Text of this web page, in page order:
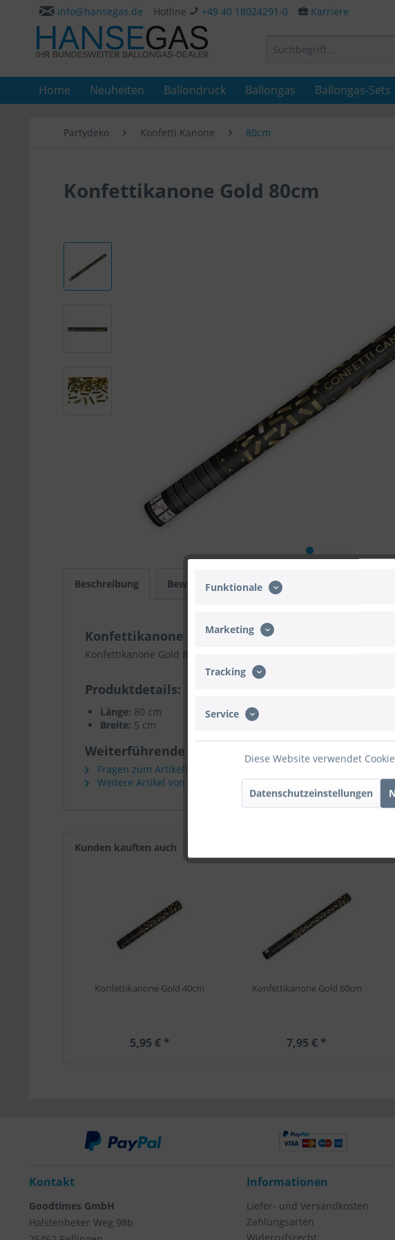
info@hansegas.de Hotline +49 40 18024291-0 Karriere
Home Neuheiten Ballondruck Ballongas Ballongas-Sets
Partydeko Konfetti Kanone 80cm
Konfettikanone Gold 80cm
Beschreibung Bewertungen 0
Konfettikanone Gold 80cm
Konfettikanone Gold 80cm
Produktdetails
Länge: 80 cm
Breite: 5 cm
Weiterführende Links zu "Konfettikanone Gold
Fragen zum Artikel?
Weitere Artikel von PartyDeco
Kunden kauften auch
Konfettikanone Gold 40cm
5,95 € *
Konfettikanone Gold 60cm
7,95 € *
Kontakt
Goodtimes GmbH
Halstenbeker Weg 98b
Informationen
Liefer- und Versandkosten
Zahlungsarten
Funktionale
Marketing
Tracking
Service
Diese Website verwendet
Datenschutzeinstellungen